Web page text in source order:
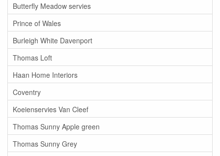
Butterfly Meadow servies
Prince of Wales
Burleigh White Davenport
Thomas Loft
Haan Home Interiors
Coventry
Koeienservies Van Cleef
Thomas Sunny Apple green
Thomas Sunny Grey